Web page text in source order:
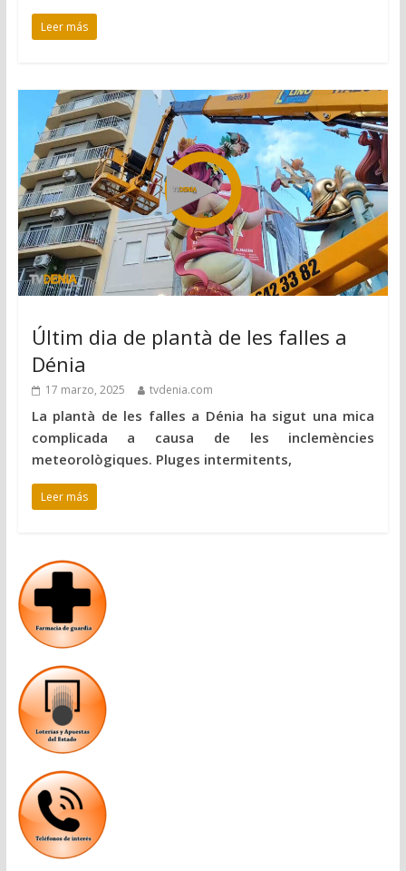
Leer más
Últim dia de plantà de les falles a
Dénia
17 marzo, 2025 tvdenia.com
La plantà de les falles a Dénia ha sigut una mica
complicada a causa de les inclemències
meteorològiques. Pluges intermitents,
Leer más